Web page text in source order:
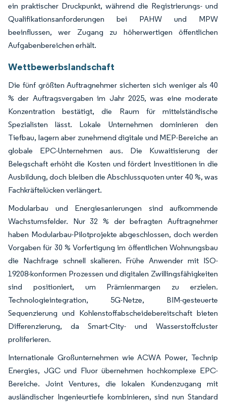
ein praktischer Druckpunkt, während die Registrierungs- und
Qualifikationsanforderungen bei PAHW und MPW
beeinflussen, wer Zugang zu höherwertigen öffentlichen
Aufgabenbereichen erhält.
Wettbewerbslandschaft
Die fünf größten Auftragnehmer sicherten sich weniger als 40
% der Auftragsvergaben im Jahr 2025, was eine moderate
Konzentration bestätigt, die Raum für mittelständische
Spezialisten lässt. Lokale Unternehmen dominieren den
Tiefbau, lagern aber zunehmend digitale und MEP-Bereiche an
globale EPC-Unternehmen aus. Die Kuwaitisierung der
Belegschaft erhöht die Kosten und fördert Investitionen in die
Ausbildung, doch bleiben die Abschlussquoten unter 40 %, was
Fachkräftelücken verlängert.
Modularbau und Energiesanierungen sind aufkommende
Wachstumsfelder. Nur 32 % der befragten Auftragnehmer
haben Modularbau-Pilotprojekte abgeschlossen, doch werden
Vorgaben für 30 % Vorfertigung im öffentlichen Wohnungsbau
die Nachfrage schnell skalieren. Frühe Anwender mit ISO-
19208-konformen Prozessen und digitalen Zwillingsfähigkeiten
sind positioniert, um Prämienmargen zu erzielen.
Technologieintegration, 5G-Netze, BIM-gesteuerte
Sequenzierung und Kohlenstoffabscheidebereitschaft bieten
Differenzierung, da Smart-City- und Wasserstoffcluster
proliferieren.
Internationale Großunternehmen wie ACWA Power, Technip
Energies, JGC und Fluor übernehmen hochkomplexe EPC-
Bereiche. Joint Ventures, die lokalen Kundenzugang mit
ausländischer Ingenieurtiefe kombinieren, sind nun Standard